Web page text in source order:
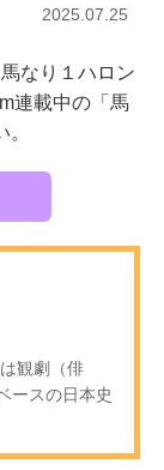
2025.07.25
なり１ハロン
連載中の「馬
観劇（俳
ースの日本史